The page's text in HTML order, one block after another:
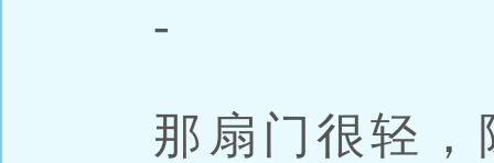
-
那扇门很轻，